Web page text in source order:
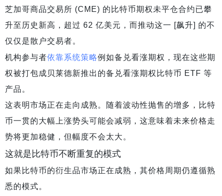
芝加哥商品交易所 (CME) 的比特币期权未平仓合约已攀
升至历史新高，超过 62 亿美元，而推动这一 [飙升] 的不
仅仅是散户交易者。
机构参与者依靠系统策略例如备兑看涨期权，现在这些期
权被打包成贝莱德新推出的备兑看涨期权比特币 ETF 等
产品。
这表明市场正在走向成熟。随着波动性抛售的增多，比特
币一贯的大幅上涨势头可能会减弱，这意味着未来价格走
势将更加稳健，但幅度不会太大。
这就是比特币不断重复的模式
如果比特币的衍生品市场正在成熟，其价格周期仍遵循熟
悉的模式。